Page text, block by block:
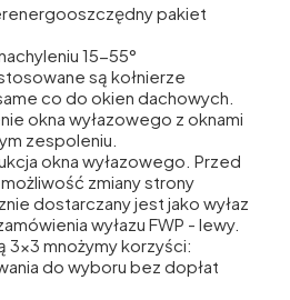
pakiet
15-55°
są kołnierze
co do okien dachowych.
okna wyłazowego z oknami
zespoleniu.
okna wyłazowego. Przed
zmiany strony
dostarczany jest jako wyłaz
wyłazu FWP - lewy.
mnożymy korzyści:
do wyboru bez dopłat